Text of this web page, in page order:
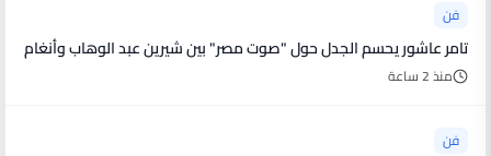
فن
تامر عاشور يحسم الجدل حول "صوت مصر" بين شيرين عبد الوهاب وأنغام
منذ 2 ساعة
فن